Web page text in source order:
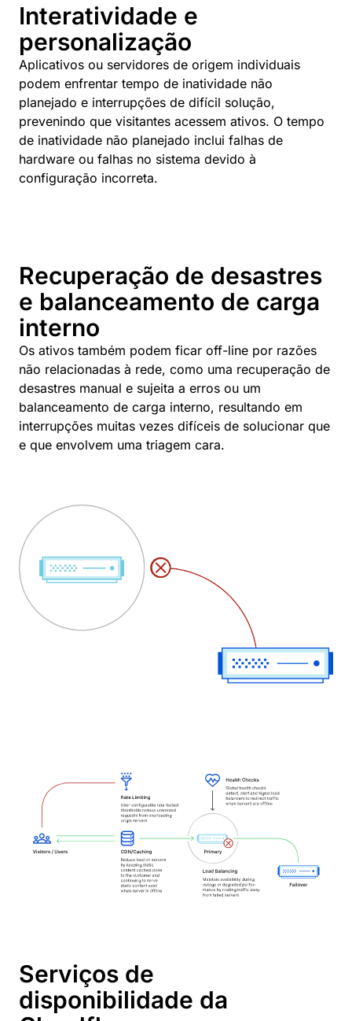
Interatividade e
personalização
Aplicativos ou servidores de origem individuais
podem enfrentar tempo de inatividade não
planejado e interrupções de difícil solução,
prevenindo que visitantes acessem ativos. O tempo
de inatividade não planejado inclui falhas de
hardware ou falhas no sistema devido à
configuração incorreta.
Recuperação de desastres
e balanceamento de carga
interno
Os ativos também podem ficar off-line por razões
não relacionadas à rede, como uma recuperação de
desastres manual e sujeita a erros ou um
balanceamento de carga interno, resultando em
interrupções muitas vezes difíceis de solucionar que
e que envolvem uma triagem cara.
Serviços de
disponibilidade da